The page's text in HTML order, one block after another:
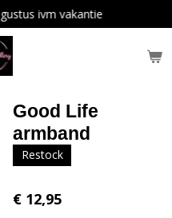
ivm vakantie
Good Life
armband
Restock
€ 12,95